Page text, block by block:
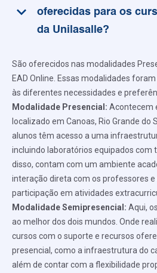
keyboard_arrow_down
oferecidas para os
da Unilasalle?
São oferecidos nas modalidades
EAD Online. Essas modalidades
às diferentes necessidades e
Modalidade Presencial: Acontecem
localizado em Canoas, Rio Grande do
alunos têm acesso a uma
incluindo laboratórios equipados com
disso, contam com um ambiente
interação direta com os professores e
participação em atividades
Modalidade Semipresencial: Aqui,
ao melhor dos dois mundos. Onde
cursos com o suporte e recursos
presencial, como a infraestrutura do
além de contar com a flexibilidade